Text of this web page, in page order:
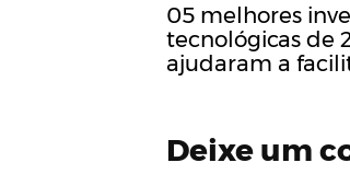
05 melhores
tecnológicas de
ajudaram a
Deixe um